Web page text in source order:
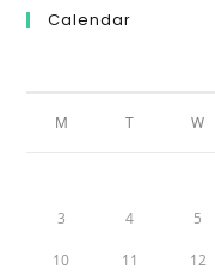
Calendar
M T W
3 4 5
10 11 12